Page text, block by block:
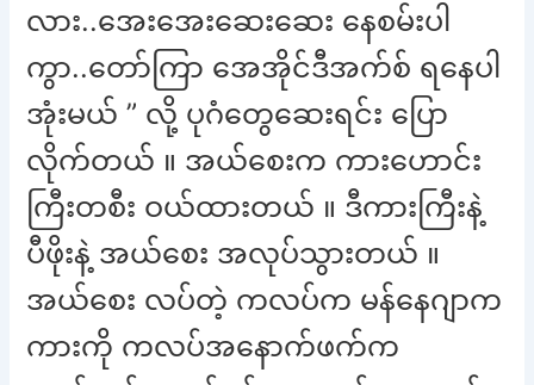
လား..အေးအေးဆေးဆေး နေစမ်းပါ
ကွာ..တော်ကြာ အေအိုင်ဒီအက်စ် ရနေပါ
အုံးမယ် ” လို့ ပုဂံတွေဆေးရင်း ပြော
လိုက်တယ် ။ အယ်စေးက ကားဟောင်း
ကြီးတစီး ဝယ်ထားတယ် ။ ဒီကားကြီးနဲ့
ပီဖိုးနဲ့ အယ်စေး အလုပ်သွားတယ် ။
အယ်စေး လပ်တဲ့ ကလပ်က မန်နေဂျာက
ကားကို ကလပ်အနောက်ဖက်က